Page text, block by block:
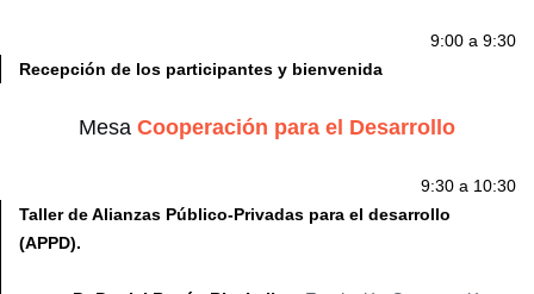
9:00 a 9:30
Recepción de los participantes y bienvenida
Mesa Cooperación para el Desarrollo
9:30 a 10:30
Taller de Alianzas Público-Privadas para el desarrollo
(APPD).